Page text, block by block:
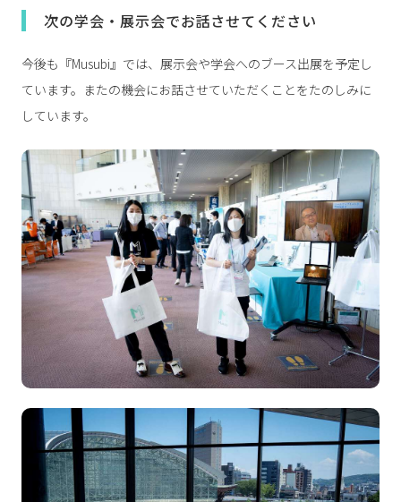
次の学会・展示会でお話させてください
今後も『Musubi』では、展示会や学会へのブース出展を予定し
ています。またの機会にお話させていただくことをたのしみに
しています。